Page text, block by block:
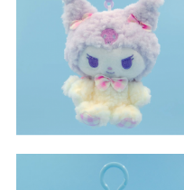
布偶系列酷洛米小吊饰